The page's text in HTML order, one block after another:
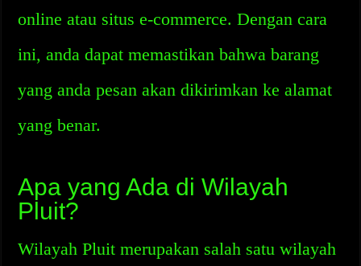
online atau situs e-commerce. Dengan cara
ini, anda dapat memastikan bahwa barang
yang anda pesan akan dikirimkan ke alamat
yang benar.
Apa yang Ada di Wilayah
Pluit?
Wilayah Pluit merupakan salah satu wilayah